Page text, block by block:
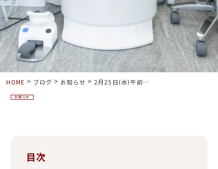
HOME > ブログ > お知らせ > 2月25日(水)午前の診療臨時休診のお知らせ
お知らせ
目次